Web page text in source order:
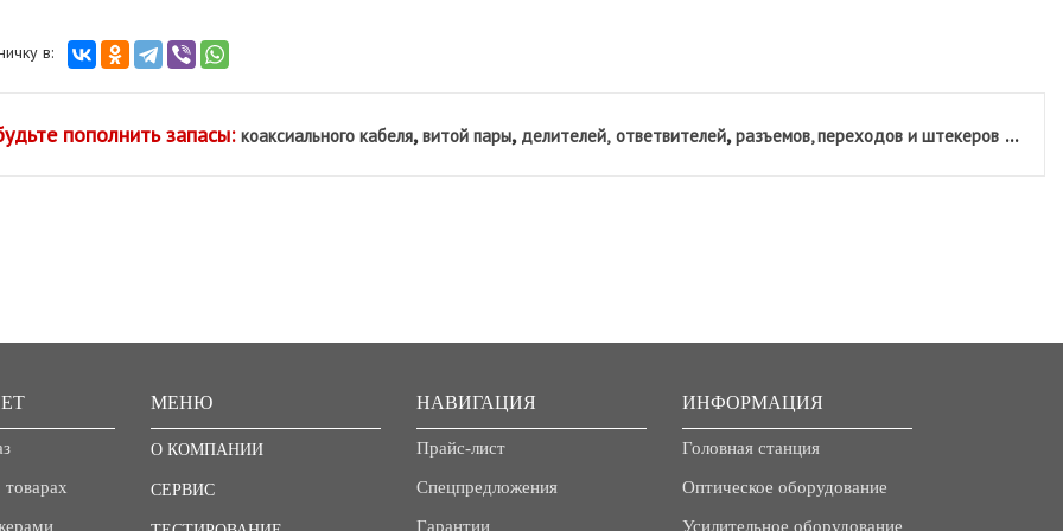
в:
пополнить запасы: коаксиального кабеля,витой пары, делителей, ответвителей,разъемов, переходов и штекеров ...
МЕНЮ
О КОМПАНИИ
СЕРВИС
НАВИГАЦИЯ
Прайс-лист
Спецпредложения
Гарантии
ИНФОРМАЦИЯ
Головная станция
Оптическое оборудование
Усилительное оборудование